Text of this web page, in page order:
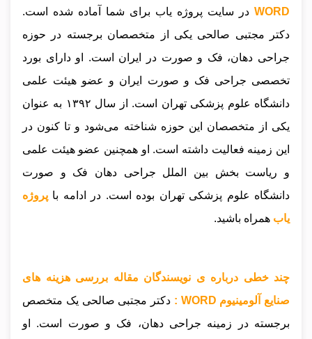
WORD در سایت پروژه یاب برای شما آماده شده است.
دکتر مجتبی صالحی یکی از متخصصان برجسته در حوزه
جراحی دهان، فک و صورت در ایران است. او دارای بورد
تخصصی جراحی فک و صورت ایران و عضو هیئت علمی
دانشگاه علوم پزشکی تهران است. از سال ۱۳۹۲ به عنوان
یکی از متخصصان این حوزه شناخته می‌شود و تا کنون در
این زمینه فعالیت داشته است. او همچنین عضو هیئت علمی
و ریاست بخش بین الملل جراحی دهان فک و صورت
دانشگاه علوم پزشکی تهران بوده است. در ادامه با پروژه
یاب همراه باشید.
چند خطی درباره ی نویسندگان مقاله بررسی هزینه های
صنایع آلومینیوم WORD :
دکتر مجتبی صالحی یک متخصص
برجسته در زمینه جراحی دهان، فک و صورت است. او